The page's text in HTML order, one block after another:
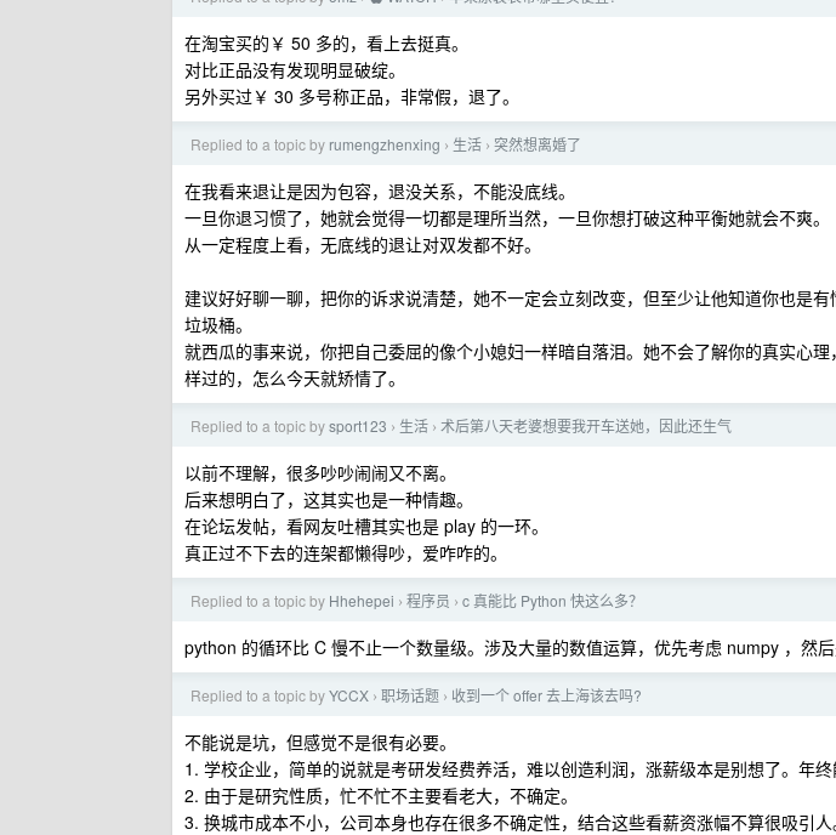
在淘宝买的￥ 50 多的，看上去挺真。
对比正品没有发现明显破绽。
另外买过￥ 30 多号称正品，非常假，退了。
Replied to a topic by rumengzhenxing › 生活 › 突然想离婚了
在我看来退让是因为包容，退没关系，不能没底线。
一旦你退习惯了，她就会觉得一切都是理所当然，一旦你想打破这种平衡她就会不爽。
从一定程度上看，无底线的退让对双发都不好。
建议好好聊一聊，把你的诉求说清楚，她不一定会立刻改变，但至少让他知道你也是
垃圾桶。
就西瓜的事来说，你把自己委屈的像个小媳妇一样暗自落泪。她不会了解你的真实心
样过的，怎么今天就矫情了。
Replied to a topic bysport123 › 生活 › 术后第八天老婆想要我开车送她，因此还生气
以前不理解，很多吵吵闹闹又不离。
后来想明白了，这其实也是一种情趣。
在论坛发帖，看网友吐槽其实也是 play 的一环。
真正过不下去的连架都懒得吵，爱咋咋的。
Replied to a topic by Hhehepei › 程序员 › c 真能比 Python 快这么多？
python 的循环比 C 慢不止一个数量级。涉及大量的数值运算，优先考虑 numpy ，然后
Replied to a topic byYCCX › 职场话题 › 收到一个 offer 去上海该去吗?
不能说是坑，但感觉不是很有必要。
1. 学校企业，简单的说就是考研发经费养活，难以创造利润，涨薪级本是别想了。年终
2. 由于是研究性质，忙不忙不主要看老大，不确定。
3. 换城市成本不小，公司本身也存在很多不确定性，结合这些看薪资涨幅不算很吸引人